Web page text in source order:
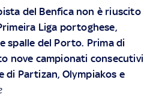
del Benfica non è riuscito
Liga portoghese,
spalle del Porto. Prima di
nove campionati consecutivi
di Partizan, Olympiakos e